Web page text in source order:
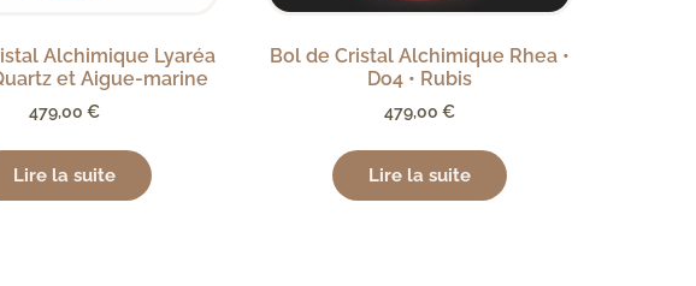
Alchimique Lyaréa
et Aigue-marine
479,00 €
Lire la suite
Bol de Cristal Alchimique Rhea •
Do4 • Rubis
479,00 €
Lire la suite